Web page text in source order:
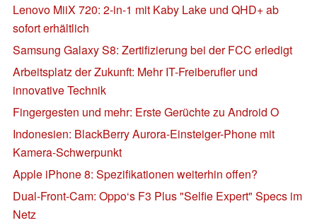
Lenovo MiiX 720: 2-in-1 mit Kaby Lake und QHD+ ab
sofort erhältlich
Samsung Galaxy S8: Zertifizierung bei der FCC erledigt
Arbeitsplatz der Zukunft: Mehr IT-Freiberufler und
innovative Technik
Fingergesten und mehr: Erste Gerüchte zu Android O
Indonesien: BlackBerry Aurora-Einsteiger-Phone mit
Kamera-Schwerpunkt
Apple iPhone 8: Spezifikationen weiterhin offen?
Dual-Front-Cam: Oppo‘s F3 Plus "Selfie Expert" Specs im
Netz